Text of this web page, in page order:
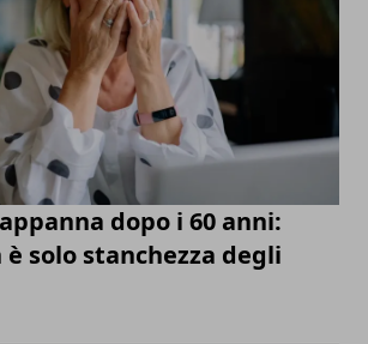
dopo i 60 anni:
solo stanchezza degli